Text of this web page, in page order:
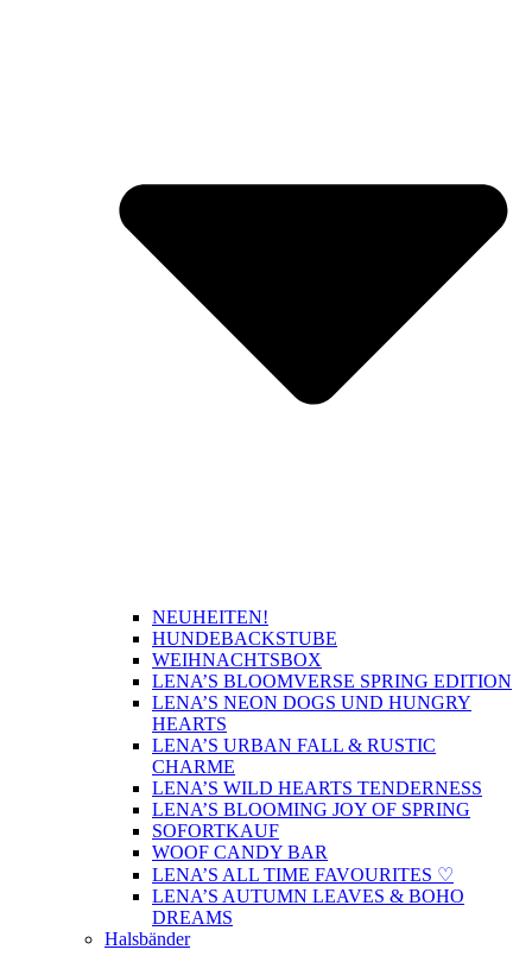
NEUHEITEN!
HUNDEBACKSTUBE
WEIHNACHTSBOX
LENA’S BLOOMVERSE SPRING EDITION
LENA’S NEON DOGS UND HUNGRY
HEARTS
LENA’S URBAN FALL & RUSTIC
CHARME
LENA’S WILD HEARTS TENDERNESS
LENA’S BLOOMING JOY OF SPRING
SOFORTKAUF
WOOF CANDY BAR
LENA’S ALL TIME FAVOURITES ♡
LENA’S AUTUMN LEAVES & BOHO
DREAMS
Halsbänder